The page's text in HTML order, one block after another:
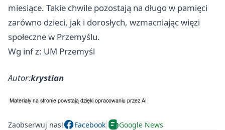
miesiące. Takie chwile pozostają na długo w pamięci
zarówno dzieci, jak i dorosłych, wzmacniając więzi
społeczne w Przemyślu.
Wg inf z: UM Przemyśl
Autor:krystian
Zaobserwuj nas! Facebook Google News